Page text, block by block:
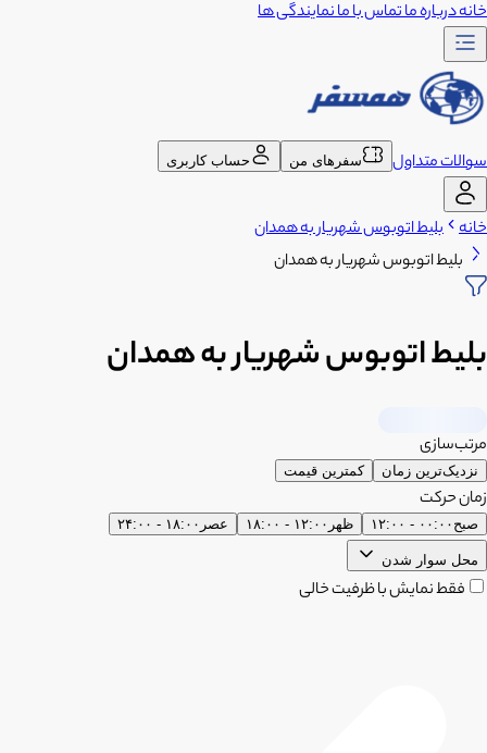
خانهدرباره ماتماس با مانمایندگی ها
سوالات متداول سفرهای من حساب کاربری
خانه بلیط اتوبوس شهریار به همدان
بلیط اتوبوس شهریار به همدان
بلیط اتوبوس شهریار به همدان
مرتب‌سازی
نزدیک‌ترین زمان کمترین قیمت
زمان حرکت
صبح ۰۰:۰۰ - ۱۲:۰۰ ظهر ۱۲:۰۰ - ۱۸:۰۰ عصر ۱۸:۰۰ - ۲۴:۰۰
محل سوار شدن
فقط نمایش با ظرفیت خالی